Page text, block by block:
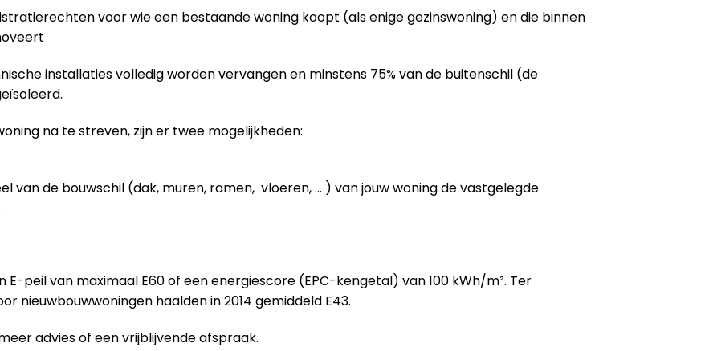
voor wie een bestaande woning koopt (als enige gezinswoning) en die binnen
installaties volledig worden vervangen en minstens 75% van de buitenschil (de
na te streven, zijn er twee mogelijkheden:
van de bouwschil (dak, muren, ramen, vloeren, … ) van jouw woning de vastgelegde
peil van maximaal E60 of een energiescore (EPC-kengetal) van 100 kWh/m². Ter
nieuwbouwwoningen haalden in 2014 gemiddeld E43.
advies of een vrijblijvende afspraak.